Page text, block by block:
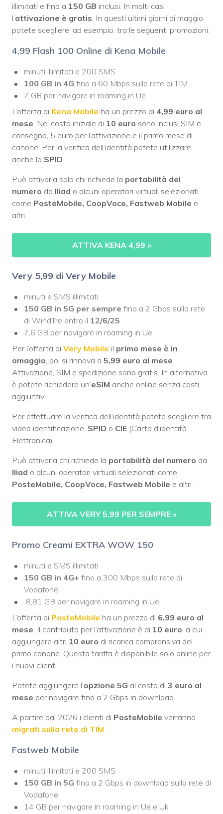
illimitati e fino a 150 GB inclusi. In molti casi
l’attivazione è gratis. In questi ultimi giorni di maggio
potete scegliere, ad esempio, tra le seguenti promozioni:
4,99 Flash 100 Online di Kena Mobile
minuti illimitati e 200 SMS
100 GB in 4G fino a 60 Mbps sulla rete di TIM
7 GB per navigare in roaming in Ue
L’offerta di Kena Mobile ha un prezzo di 4,99 euro al
mese. Nel costo iniziale di 10 euro sono inclusi SIM e
consegna, 5 euro per l’attivazione e il primo mese di
canone. Per la verifica dell’identità potete utilizzare
anche lo SPID.
Può attivarla solo chi richiede la portabilità del
numero da Iliad o alcuni operatori virtuali selezionati
come PosteMobile, CoopVoce, Fastweb Mobile e
altri.
ATTIVA KENA 4,99 »
Very 5,99 di Very Mobile
minuti e SMS illimitati
150 GB in 5G per sempre fino a 2 Gbps sulla rete
di WindTre entro il 12/6/25
7,6 GB per navigare in roaming in Ue
Per l’offerta di Very Mobile il primo mese è in
omaggio, poi si rinnova a 5,99 euro al mese.
Attivazione, SIM e spedizione sono gratis. In alternativa
è potete richiedere un’eSIM anche online senza costi
aggiuntivi.
Per effettuare la verifica dell’identità potete scegliere tra
video identificazione, SPID o CIE (Carta d’identità
Elettronica).
Può attivarla chi richiede la portabilità del numero da
Iliad o alcuni operatori virtuali selezionati come
PosteMobile, CoopVoce, Fastweb Mobile e altri.
ATTIVA VERY 5,99 PER SEMPRE »
Promo Creami EXTRA WOW 150
minuti e SMS illimitati
150 GB in 4G+ fino a 300 Mbps sulla rete di
Vodafone
8,81 GB per navigare in roaming in Ue
L’offerta di PosteMobile ha un prezzo di 6,99 euro al
mese. Il contributo per l’attivazione è di 10 euro, a cui
aggiungere altri 10 euro di ricarica comprensiva del
primo canone. Questa tariffa è disponibile solo online per
i nuovi clienti.
Potete aggiungere l’opzione 5G al costo di 3 euro al
mese per navigare fino a 2 Gbps in download.
A partire dal 2026 i clienti di PosteMobile verranno
migrati sulla rete di TIM.
Fastweb Mobile
minuti illimitati e 200 SMS
150 GB in 5G fino a 2 Gbps in download sulla rete di
Vodafone
14 GB per navigare in roaming in Ue e Uk